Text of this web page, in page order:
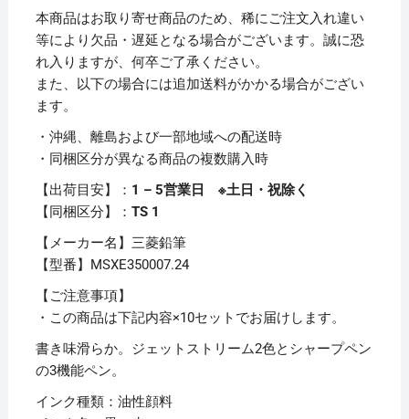
ト
ス
ト
リ
ー
ム
2
＆
0.7mm
色：
黒）
MSXE350007.24
1
本
【×10
セ
ッ
本商品はお取り寄せ商品のため、稀にご注文入れ違い
等により欠品・遅延となる場合がございます。誠に恐
れ入りますが、何卒ご了承ください。
また、以下の場合には追加送料がかかる場合がござい
ます。
・沖縄、離島および一部地域への配送時
・同梱区分が異なる商品の複数購入時
【出荷目安】： 1 – 5営業日 ※土日・祝除く
【同梱区分】： TS 1
【メーカー名】三菱鉛筆
【型番】MSXE350007.24
【ご注意事項】
・この商品は下記内容×10セットでお届けします。
書き味滑らか。ジェットストリーム2色とシャープペン
の3機能ペン。
インク種類：油性顔料